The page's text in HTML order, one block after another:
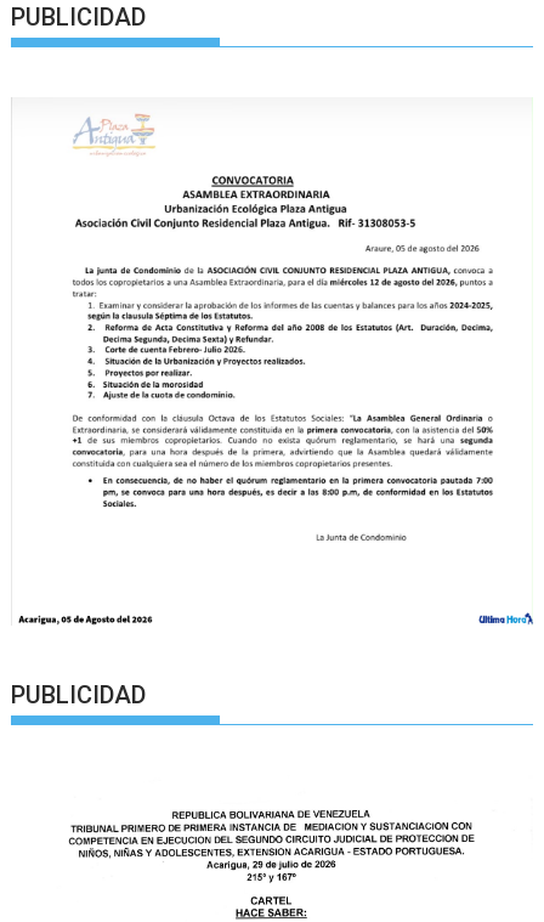
PUBLICIDAD
PUBLICIDAD